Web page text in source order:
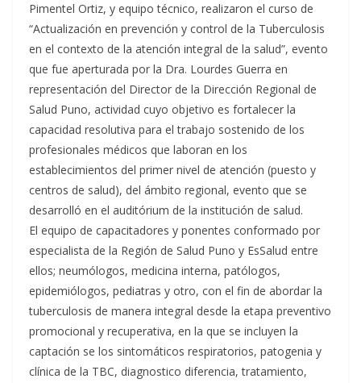
Pimentel Ortiz, y equipo técnico, realizaron el curso de
“Actualización en prevención y control de la Tuberculosis
en el contexto de la atención integral de la salud”, evento
que fue aperturada por la Dra. Lourdes Guerra en
representación del Director de la Dirección Regional de
Salud Puno, actividad cuyo objetivo es fortalecer la
capacidad resolutiva para el trabajo sostenido de los
profesionales médicos que laboran en los
establecimientos del primer nivel de atención (puesto y
centros de salud), del ámbito regional, evento que se
desarrolló en el auditórium de la institución de salud.
El equipo de capacitadores y ponentes conformado por
especialista de la Región de Salud Puno y EsSalud entre
ellos; neumólogos, medicina interna, patólogos,
epidemiólogos, pediatras y otro, con el fin de abordar la
tuberculosis de manera integral desde la etapa preventivo
promocional y recuperativa, en la que se incluyen la
captación se los sintomáticos respiratorios, patogenia y
clínica de la TBC, diagnostico diferencia, tratamiento,